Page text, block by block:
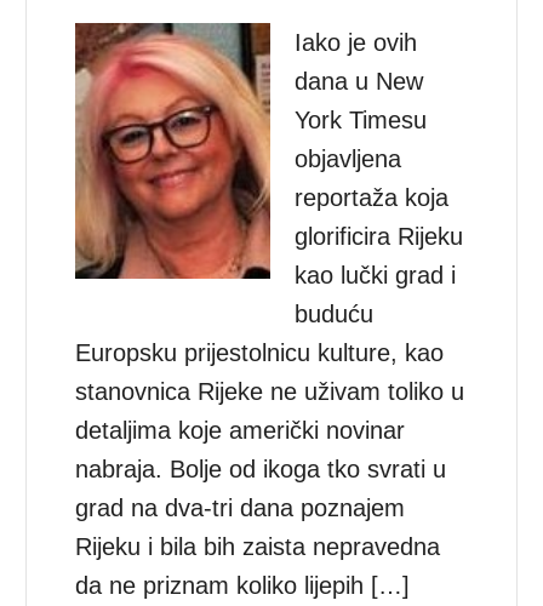
Iako je ovih
dana u New
York Timesu
objavljena
reportaža koja
glorificira Rijeku
kao lučki grad i
buduću
Europsku prijestolnicu kulture, kao
stanovnica Rijeke ne uživam toliko u
detaljima koje američki novinar
nabraja. Bolje od ikoga tko svrati u
grad na dva-tri dana poznajem
Rijeku i bila bih zaista nepravedna
da ne priznam koliko lijepih […]